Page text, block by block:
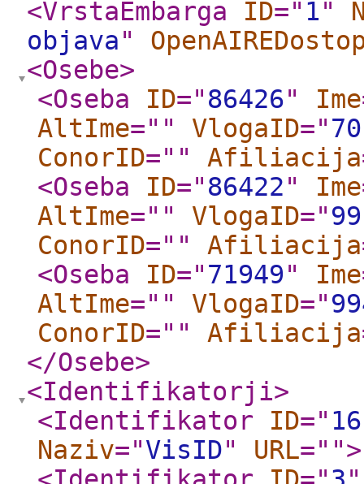
<VrstaEmbarga
ID=" 1"
objava"
<Osebe>
<Oseba
ID="86426" Ime
AltIme=" " VlogaID="70
ConorID=" " Afiliacija
<Oseba
ID="86422" Ime
AltIme=" " VlogaID="
ConorID=" " Afiliacija
<Oseba
ID="71949" Ime
AltIme=" " VlogaID="
ConorID=" " Afiliacija
</Osebe>
<Identifikatorji>
<Identifikator
ID=" 16
Naziv="VisID" URL=" ">